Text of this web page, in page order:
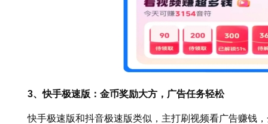
3、快手极速版：金币奖励大方，广告任务轻松
快手极速版和抖音极速版类似，主打刷视频看广告赚钱